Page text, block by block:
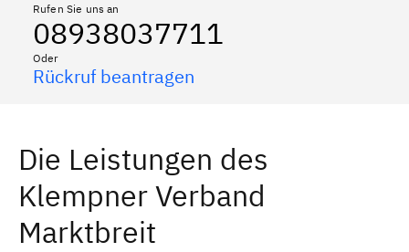
Rufen Sie uns an
08938037711
Oder
Rückruf beantragen
Die Leistungen des
Klempner Verband
Marktbreit